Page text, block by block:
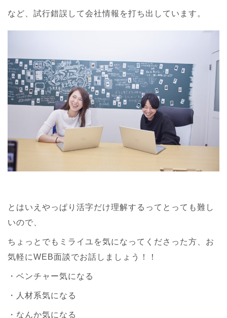
など、試行錯誤して会社情報を打ち出しています。
とはいえやっぱり活字だけ理解するってとっても難し
いので、
ちょっとでもミライユを気になってくださった方、お
気軽にWEB面談でお話しましょう！！
・ベンチャー気になる
・人材系気になる
・なんか気になる